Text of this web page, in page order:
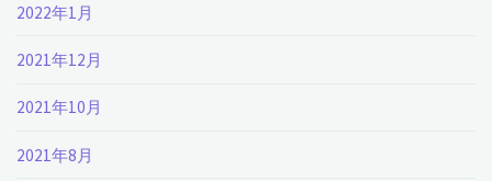
2022年1月
2021年12月
2021年10月
2021年8月